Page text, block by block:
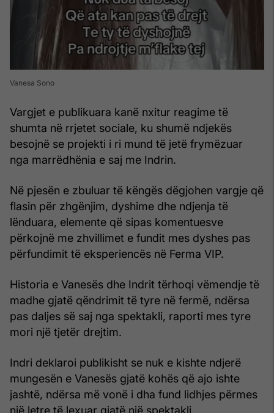
Vanesa Sono
Vargjet e publikuara kanë nxitur reagime të
shumta në rrjetet sociale, ku shumë ndjekës
besojnë se projekti i ri mund të jetë frymëzuar
nga marrëdhënia e saj me Indrin.
Në pjesën e zbuluar të këngës dëgjohen vargje që
flasin për zhgënjim, dyshime dhe ndjenja të
lënduara, elemente që sipas komentuesve
përkojnë me zhvillimet e fundit mes dyshes pas
përfundimit të eksperiencës në Ferma VIP.
Historia e Vanesës dhe Indrit tërhoqi vëmendje të
madhe gjatë qëndrimit të tyre në fermë, ndërsa
pas daljes së saj nga spektakli, raporti mes tyre
mori një tjetër drejtim.
Indri deklaroi publikisht se nuk e kishte ndjerë
mungesën e Vanesës gjatë kohës që ajo ishte
jashtë, ndërsa më vonë i dha fund lidhjes përmes
një letre të lexuar gjatë një spektakli.